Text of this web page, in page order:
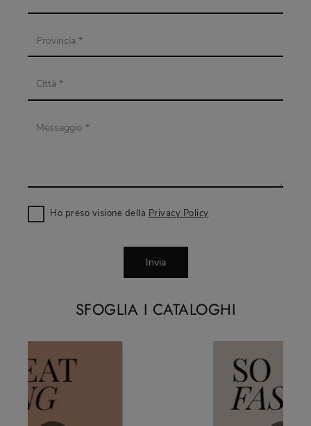
SFOGLIA I CATALOGHI
Ho preso visione della Privacy Policy
Invia